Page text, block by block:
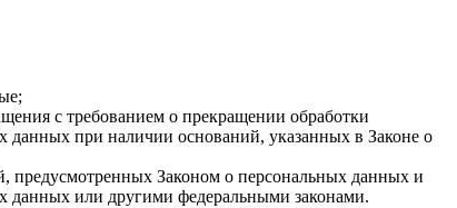
с требованием о прекращении обработки
данных при наличии оснований, указанных в Законе о
предусмотренных Законом о персональных данных и
данных или другими федеральными законами.